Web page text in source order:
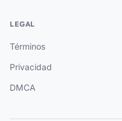
LEGAL
Términos
Privacidad
DMCA